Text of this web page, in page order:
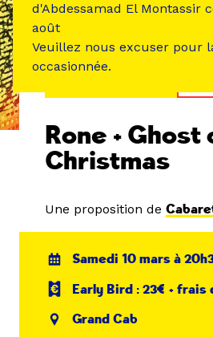
Rone + Ghost
Christmas
Une proposition de
Samedi 10 mars à
Early Bird : 23€ + frais
Grand Cab
d'Abdessamad El Montassir
août
Veuillez nous excuser pour
occasionnée.